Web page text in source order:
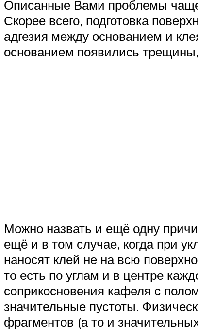
Описанные Вами проблемы чаще
Скорее всего, подготовка
адгезия между основанием и
основанием появились трещины,
Можно назвать и ещё одну
ещё и в том случае, когда при
наносят клей не на всю
то есть по углам и в центре
соприкосновения кафеля с
значительные пустоты.
фрагментов (а то и